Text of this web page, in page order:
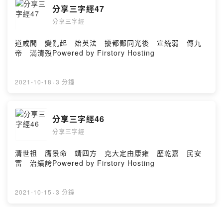
分享三字經47
分享三字經
道咸間 變亂起 始英法 擾都鄙同光後 宣統弱 傳九
帝 滿清歿Powered by Firstory Hosting
2021-10-18 · 3 分鐘
分享三字經46
分享三字經
清世祖 膺景命 靖四方 克大定由康雍 歷乾嘉 民安
富 治績誇Powered by Firstory Hosting
2021-10-15 · 3 分鐘